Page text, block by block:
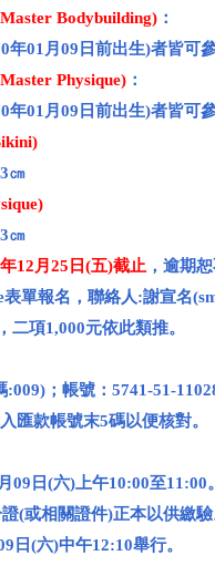
Bodybuilding) ：
01月09日前出生)者皆可參
Physique) ：
01月09日前出生)者皆可參
㎝
㎝
12月25日(五)截止 ，逾期
單報名，聯絡人:謝宣名(
二項1,000元依此類推。
；帳號：5741-51-
匯款帳號末5碼以便核對。
09日(六)上午10:00至11:00。
(或相關證件)正本以供繳驗
日(六)中午12:10舉行。